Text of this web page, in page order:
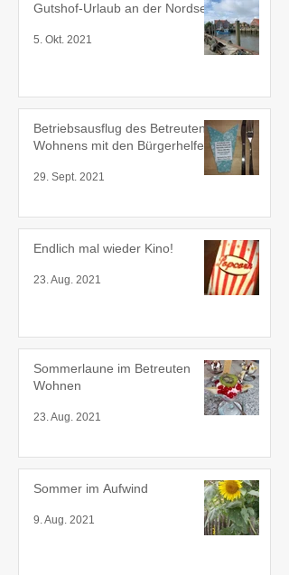
Gutshof-Urlaub an der Nordsee
5. Okt. 2021
Betriebsausflug des Betreuten
Wohnens mit den Bürgerhelfern
29. Sept. 2021
Endlich mal wieder Kino!
23. Aug. 2021
Sommerlaune im Betreuten
Wohnen
23. Aug. 2021
Sommer im Aufwind
9. Aug. 2021